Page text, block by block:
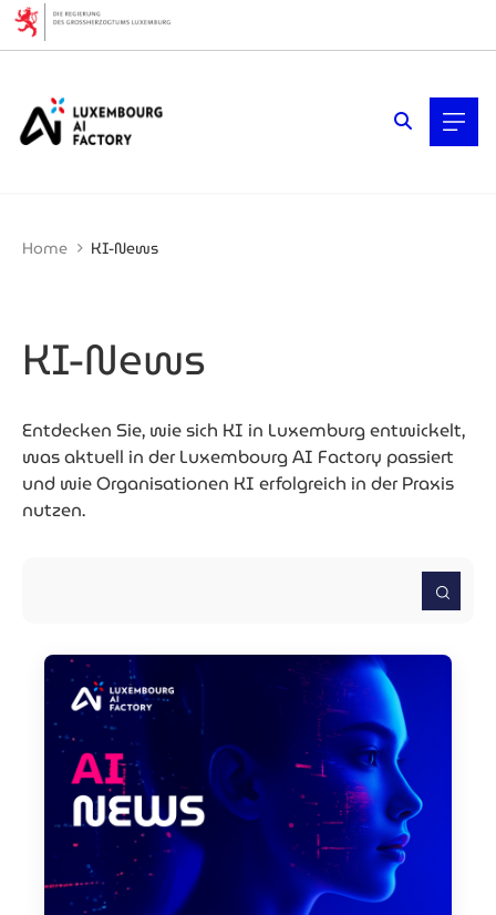
Home KI-News
KI-News
Entdecken Sie, wie sich KI in Luxemburg entwickelt,
was aktuell in der Luxembourg AI Factory passiert
und wie Organisationen KI erfolgreich in der Praxis
nutzen.
Filters
Luxemburg
Finanzen
Quantentechnologien
Startups & Scaleups
Filter by year
Clear all Display2results
Cookies management panel